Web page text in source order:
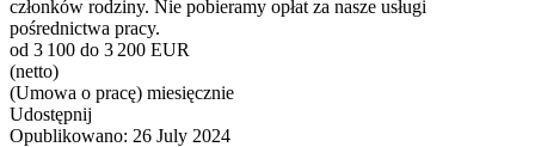
członków rodziny. Nie pobieramy opłat za nasze usługi
pośrednictwa pracy.
od 3 100 do 3 200 EUR
(netto)
(Umowa o pracę) miesięcznie
Udostępnij
Opublikowano: 26 July 2024